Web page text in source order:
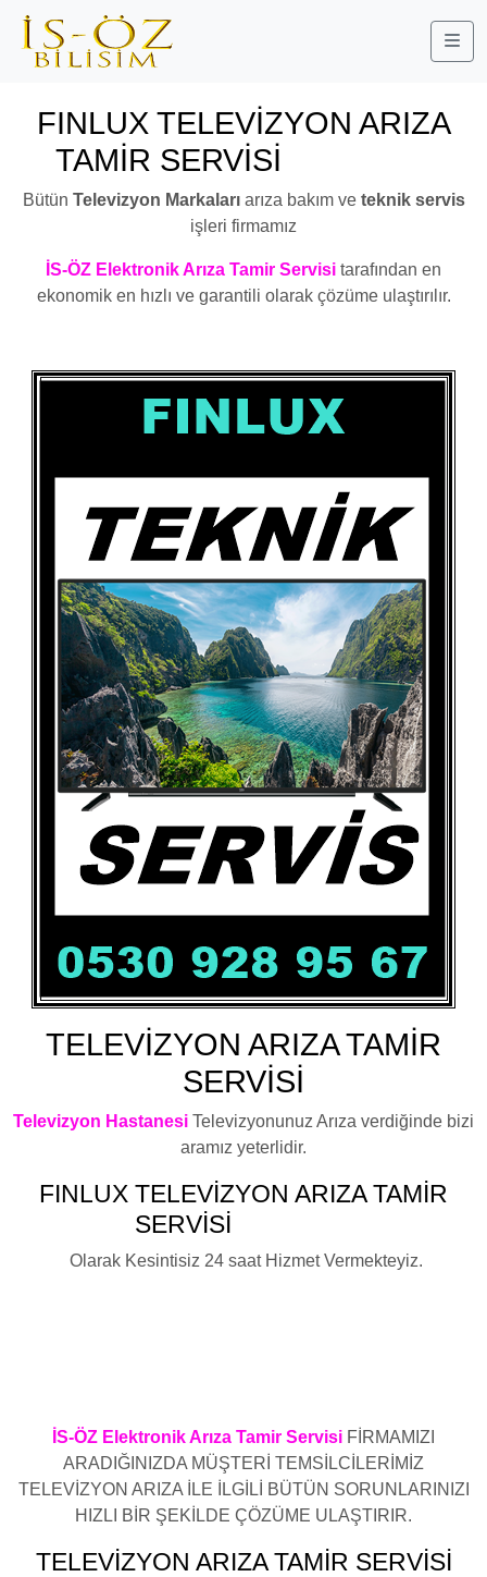
FINLUX TELEVİZYON ARIZA
TAMİR SERVİSİ
Bütün Televizyon Markalarıarıza bakım veteknik servis
işleri firmamız
İS-ÖZ Elektronik Arıza Tamir Servisi tarafından en
ekonomik en hızlı ve garantili olarak çözüme ulaştırılır.
TELEVİZYON ARIZA TAMİR
SERVİSİ
Televizyon Hastanesi Televizyonunuz Arıza verdiğinde bizi
aramız yeterlidir.
FINLUX TELEVİZYON ARIZA TAMİR
SERVİSİ
Olarak Kesintisiz 24 saat Hizmet Vermekteyiz.
İS-ÖZ Elektronik Arıza Tamir Servisi FİRMAMIZI
ARADIĞINIZDA MÜŞTERİ TEMSİLCİLERİMİZ
TELEVİZYON ARIZA İLE İLGİLİ BÜTÜN SORUNLARINIZI
HIZLI BİR ŞEKİLDE ÇÖZÜME ULAŞTIRIR.
TELEVİZYON ARIZA TAMİR SERVİSİ